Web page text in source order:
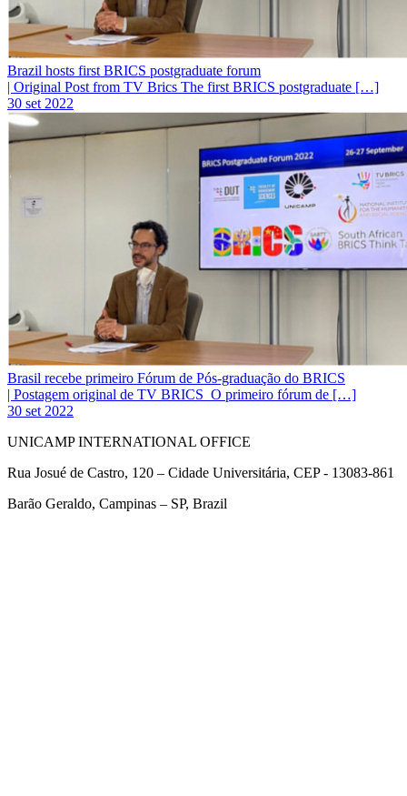
Brazil hosts first BRICS postgraduate forum
| Original Post from TV Brics The first BRICS postgraduate […]
30 set 2022
Brasil recebe primeiro Fórum de Pós-graduação do BRICS
| Postagem original de TV BRICS O primeiro fórum de […]
30 set 2022
UNICAMP INTERNATIONAL OFFICE
Rua Josué de Castro, 120 – Cidade Universitária, CEP - 13083-861
Barão Geraldo, Campinas – SP, Brazil